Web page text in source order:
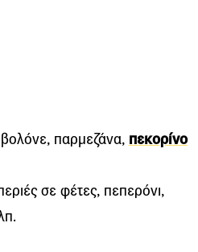
παρμεζάνα, πεκορίνο
σε φέτες, πεπερόνι,